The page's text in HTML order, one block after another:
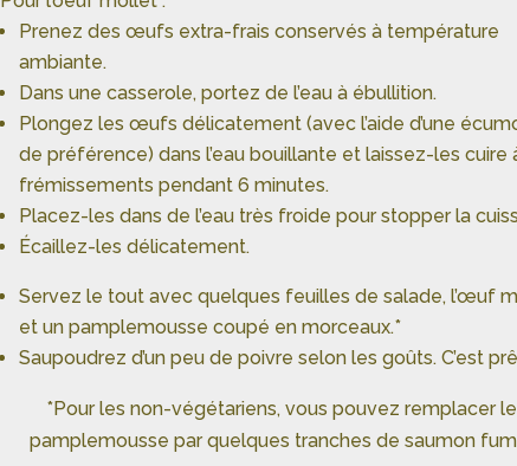
Prenez des œufs extra-frais conservés à température
ambiante.
Dans une casserole, portez de l’eau à ébullition.
Plongez les œufs délicatement (avec l’aide d’une
de préférence) dans l’eau bouillante et laissez-les cuire
frémissements pendant 6 minutes.
Placez-les dans de l’eau très froide pour stopper la
Écaillez-les délicatement.
Servez le tout avec quelques feuilles de salade, l’œuf
et un pamplemousse coupé en morceaux.*
Saupoudrez d’un peu de poivre selon les goûts. C’est
*Pour les non-végétariens, vous pouvez remplacer le
pamplemousse par quelques tranches de saumon